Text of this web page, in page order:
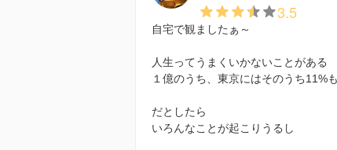
3.5
自宅で観ましたぁ～
人生ってうまくいかないことがある
１億のうち、東京にはそのうち11%
だとしたら
いろんなことが起こりうるし